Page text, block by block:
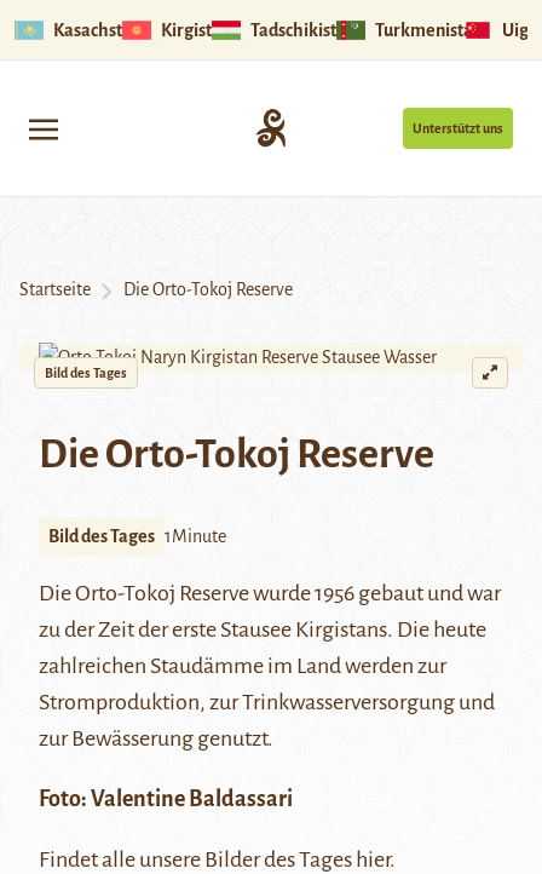
Kasachstan Kirgistan Tadschikistan Turkmenistan
Unterstützt uns
Startseite Die Orto-Tokoj Reserve
Bild des Tages
Die Orto-Tokoj Reserve
Bild des Tages 1Minute
Die Orto-Tokoj Reserve wurde 1956 gebaut und war
zu der Zeit der erste Stausee Kirgistans. Die heute
zahlreichen Staudämme im Land werden zur
Stromproduktion, zur Trinkwasserversorgung und
zur Bewässerung genutzt.
Foto: Valentine Baldassari
Findet alle unsere Bilder des Tages hier.